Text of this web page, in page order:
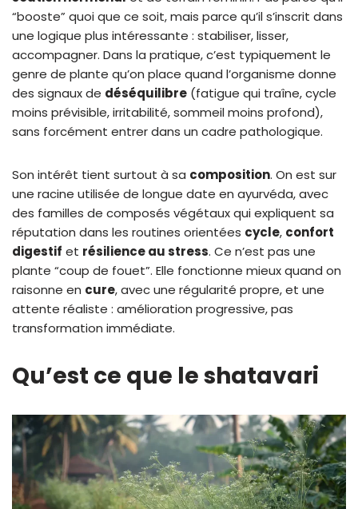
“booste” quoi que ce soit, mais parce qu’il s’inscrit dans
une logique plus intéressante : stabiliser, lisser,
accompagner. Dans la pratique, c’est typiquement le
genre de plante qu’on place quand l’organisme donne
des signaux de déséquilibre (fatigue qui traîne, cycle
moins prévisible, irritabilité, sommeil moins profond),
sans forcément entrer dans un cadre pathologique.
Son intérêt tient surtout à sa composition. On est sur
une racine utilisée de longue date en ayurvéda, avec
des familles de composés végétaux qui expliquent sa
réputation dans les routines orientées cycle, confort
digestif et résilience au stress. Ce n’est pas une
plante “coup de fouet”. Elle fonctionne mieux quand on
raisonne en cure, avec une régularité propre, et une
attente réaliste : amélioration progressive, pas
transformation immédiate.
Qu’est ce que le shatavari